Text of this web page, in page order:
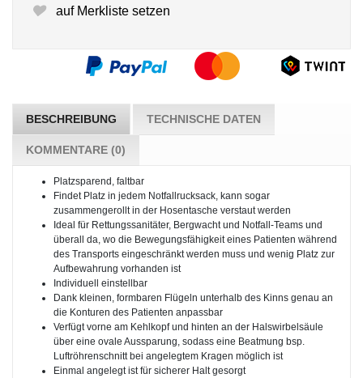
auf Merkliste setzen
BESCHREIBUNG TECHNISCHE DATEN
KOMMENTARE (0)
Platzsparend, faltbar
Findet Platz in jedem Notfallrucksack, kann sogar
zusammengerollt in der Hosentasche verstaut werden
Ideal für Rettungssanitäter, Bergwacht und Notfall-Teams und
überall da, wo die Bewegungsfähigkeit eines Patienten während
des Transports eingeschränkt werden muss und wenig Platz zur
Aufbewahrung vorhanden ist
Individuell einstellbar
Dank kleinen, formbaren Flügeln unterhalb des Kinns genau an
die Konturen des Patienten anpassbar
Verfügt vorne am Kehlkopf und hinten an der Halswirbelsäule
über eine ovale Aussparung, sodass eine Beatmung bsp.
Luftröhrenschnitt bei angelegtem Kragen möglich ist
Einmal angelegt ist für sicherer Halt gesorgt